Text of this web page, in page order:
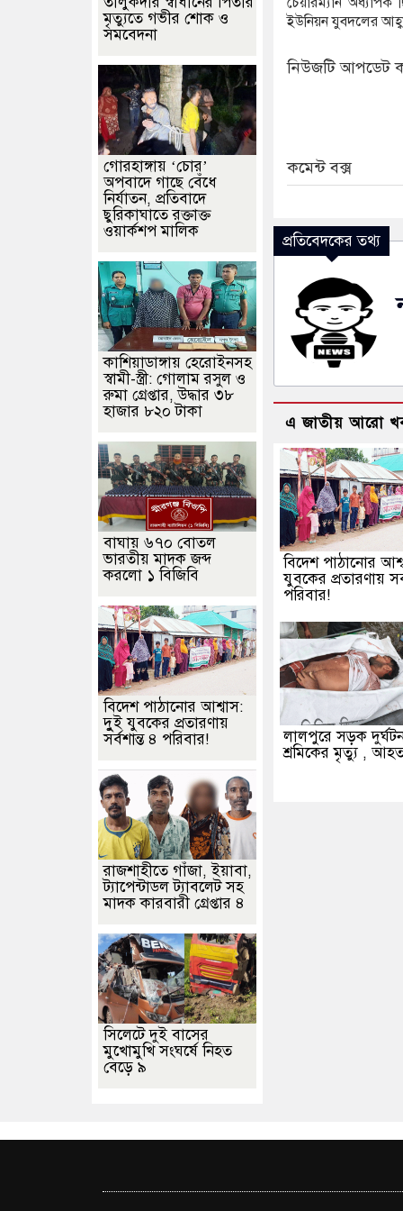
ইউনিয়ন যুবদলের
নিউজটি আপডেট
কমেন্ট বক্স
প্রতিবেদকের তথ্য
এ জাতীয় আরো
বিদেশ পাঠানোর
যুবকের প্রতারণায়
পরিবার!
লালপুরে সড়ক
শ্রমিকের মৃত্যু ,
মৃত্যুতে গভীর শোক ও
সমবেদনা
গোরহাঙ্গায় ‘চোর’
অপবাদে গাছে বেঁধে
নির্যাতন, প্রতিবাদে
ছুরিকাঘাতে রক্তাক্ত
ওয়ার্কশপ মালিক
কাশিয়াডাঙ্গায় হেরোইনসহ
স্বামী-স্ত্রী: গোলাম রসুল ও
রুমা গ্রেপ্তার, উদ্ধার ৩৮
হাজার ৮২০ টাকা
বাঘায় ৬৭০ বোতল
ভারতীয় মাদক জব্দ
করলো ১ বিজিবি
বিদেশ পাঠানোর আশ্বাস:
দুুই যুবকের প্রতারণায়
সর্বশান্ত ৪ পরিবার!
রাজশাহীতে গাঁজা, ইয়াবা,
ট্যাপেন্টাডল ট্যাবলেট সহ
মাদক কারবারী গ্রেপ্তার ৪
সিলেটে দুই বাসের
মুখোমুখি সংঘর্ষে নিহত
বেড়ে ৯